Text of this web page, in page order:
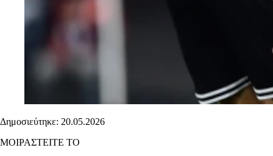
Δημοσιεύτηκε: 20.05.2026
ΜΟΙΡΑΣΤΕΙΤΕ ΤΟ